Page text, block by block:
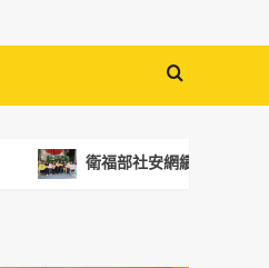
衛福部社安網績優表揚 高雄市「雄